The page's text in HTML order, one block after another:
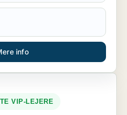
info
VIP-LEJERE